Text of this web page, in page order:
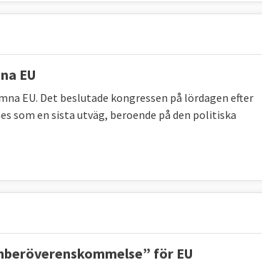
EU
EU. Det beslutade kongressen på lördagen efter
som en sista utväg, beroende på den politiska
för EU